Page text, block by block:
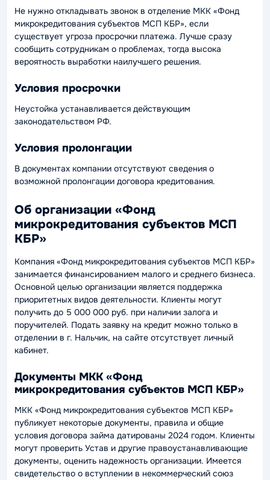
Не нужно откладывать звонок в отделение МКК «Фонд
микрокредитования субъектов МСП КБР», если
существует угроза просрочки платежа. Лучше сразу
сообщить сотрудникам о проблемах, тогда высока
вероятность выработки наилучшего решения.
Условия просрочки
Неустойка устанавливается действующим
законодательством РФ.
Условия пролонгации
В документах компании отсутствуют сведения о
возможной пролонгации договора кредитования.
Об организации «Фонд
микрокредитования субъектов МСП
КБР»
Компания «Фонд микрокредитования субъектов МСП КБР»
занимается финансированием малого и среднего бизнеса.
Основной целью организации является поддержка
приоритетных видов деятельности. Клиенты могут
получить до 5 000 000 руб. при наличии залога и
поручителей. Подать заявку на кредит можно только в
отделении в г. Нальчик, на сайте отсутствует личный
кабинет.
Документы МКК «Фонд
микрокредитования субъектов МСП КБР»
МКК «Фонд микрокредитования субъектов МСП КБР»
публикует некоторые документы, правила и общие
условия договора займа датированы 2024 годом. Клиенты
могут проверить Устав и другие правоустанавливающие
документы, оценить надежность организации. Имеется
свидетельство о вступлении в некоммерческий союз